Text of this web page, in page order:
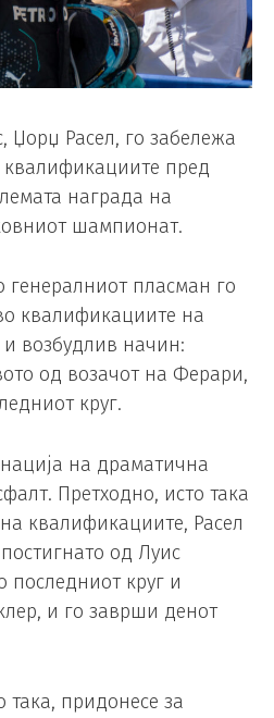
Џорџ Расел, го забележа
квалификациите пред
награда на
шампионат.
генералниот пласман го
квалификациите на
возбудлив начин:
од возачот на Ферари,
круг.
на драматична
Претходно, исто така
квалификациите, Расел
од Луис
последниот круг и
и го заврши денот
така, придонесе за